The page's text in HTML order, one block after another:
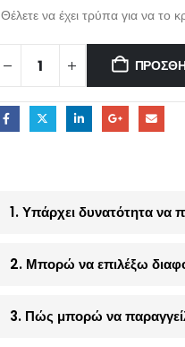
Θέλετε να έχει τρύπα για να το
1. Υπάρχει δυνατότητα να
2. Μπορώ να επιλέξω
3. Πώς μπορώ να